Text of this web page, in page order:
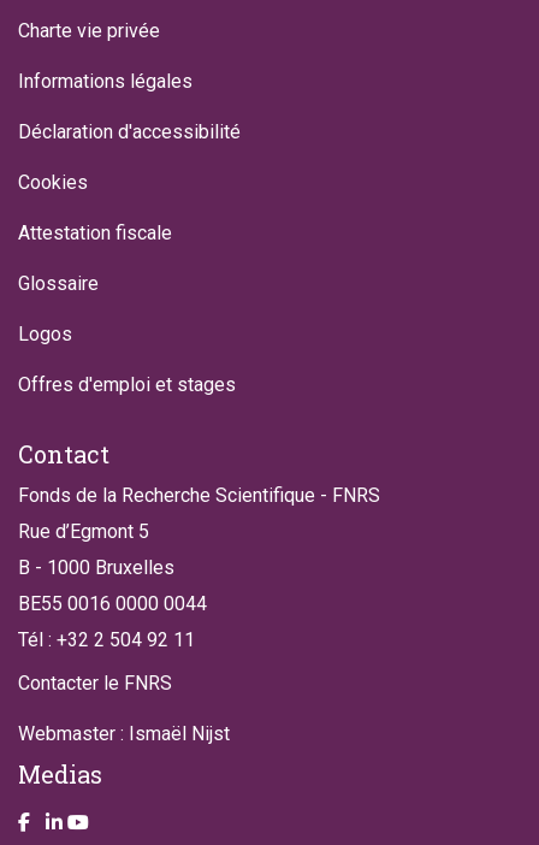
Charte vie privée
Informations légales
Déclaration d'accessibilité
Cookies
Attestation fiscale
Glossaire
Logos
Offres d'emploi et stages
Contact
Fonds de la Recherche Scientifique - FNRS
Rue d’Egmont 5
B - 1000 Bruxelles
BE55 0016 0000 0044
Tél : +32 2 504 92 11
Contacter le FNRS
Webmaster : Ismaël Nijst
Medias
Take a look on our facebook page
Take a look on our LinkendIn page